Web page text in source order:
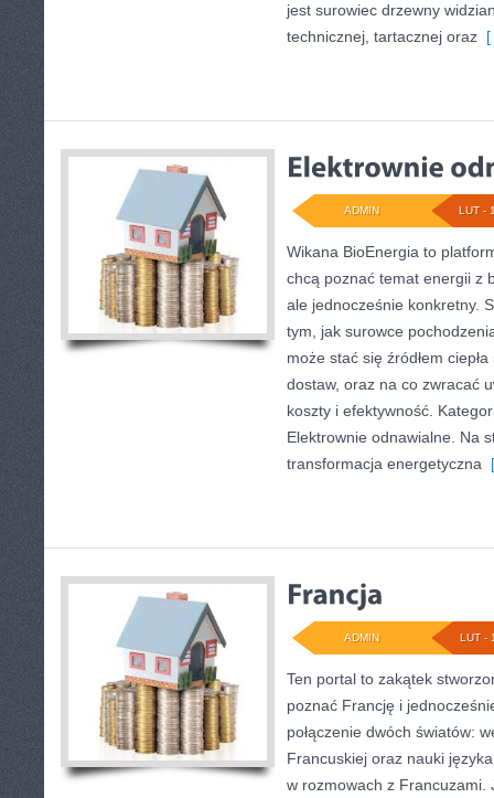
jest surowiec drzewny
technicznej, tartacznej oraz [
LUT -
ADMIN
Wikana BioEnergia to
chcą poznać temat energii z
ale jednocześnie konkretny.
tym, jak surowce
może stać się źródłem
dostaw, oraz na co zwracać
koszty i efektywność.
Elektrownie odnawialne. Na
transformacja energetyczna
LUT -
ADMIN
Ten portal to zakątek
poznać Francję i
połączenie dwóch światów:
Francuskiej oraz nauki
w rozmowach z Francuzami.